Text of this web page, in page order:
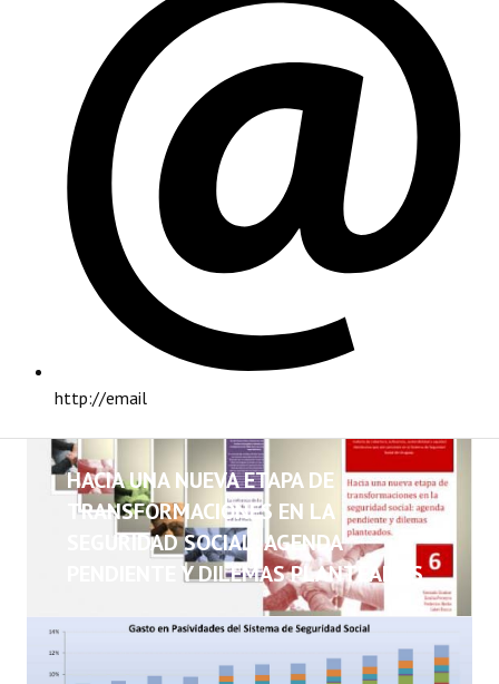
http://email
INSTITUCIONAL
NOTICIAS
HACIA UNA NUEVA ETAPA DE
TRANSFORMACIONES EN LA
SEGURIDAD SOCIAL: AGENDA
PENDIENTE Y DILEMAS PLANTEADOS